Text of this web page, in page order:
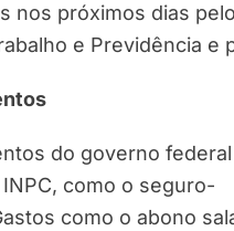
nos próximos dias pelo
e Previdência e
do governo
como o seguro-
como o abono